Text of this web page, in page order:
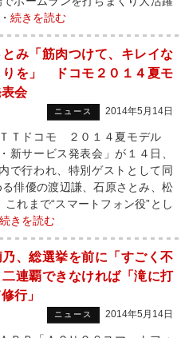
続きを読む
み「筋肉つけて、キレイな
りを」 ドコモ２０１４夏モ
会
ニュース 2014年5月14日
Ｔドコモ ２０１４夏モデル
新サービス発表会」が１４日、
で行われ、特別ゲストとして同
俳優の渡辺謙、石原さとみ、松
れまで“スマートフォン役”とし
続きを読む
、総選挙を前に「すごく不
連覇できなければ「滝に打
行」
ニュース 2014年5月14日